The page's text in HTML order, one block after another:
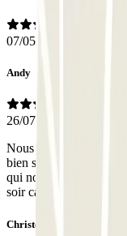
07/05/2026
Andy
26/07/2025
Nous avons utilisé ce
bien situé, à 15
qui nous a guidé le
soir car nous avions un
Christophe